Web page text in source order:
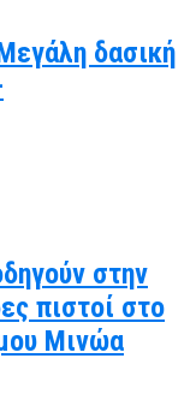
δασική
στην
πιστοί στο
Μινώα